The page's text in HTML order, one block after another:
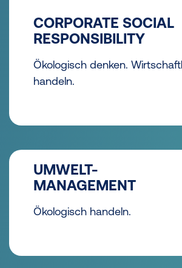
CORPORATE SOCIAL
RESPONSIBILITY
Ökologisch denken.
handeln.
UMWELT-
MANAGEMENT
Ökologisch handeln.